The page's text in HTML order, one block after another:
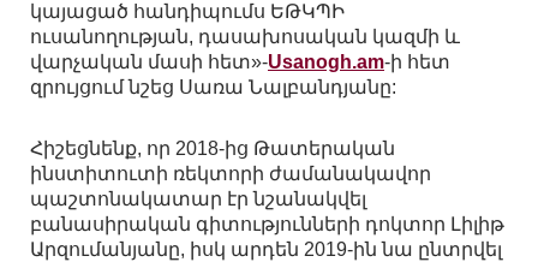
կայացած հանդիպումս ԵԹԿՊԻ
ուսանողության, դասախոսական կազմի և
վարչական մասի հետ»-Usanogh.am-ի հետ
զրույցում նշեց Սառա Նալբանդյանը:
Հիշեցնենք, որ 2018-ից Թատերական
ինստիտուտի ռեկտորի ժամանակավոր
պաշտոնակատար էր նշանակվել
բանասիրական գիտությունների դոկտոր Լիլիթ
Արզումանյանը, իսկ արդեն 2019-ին նա ընտրվել